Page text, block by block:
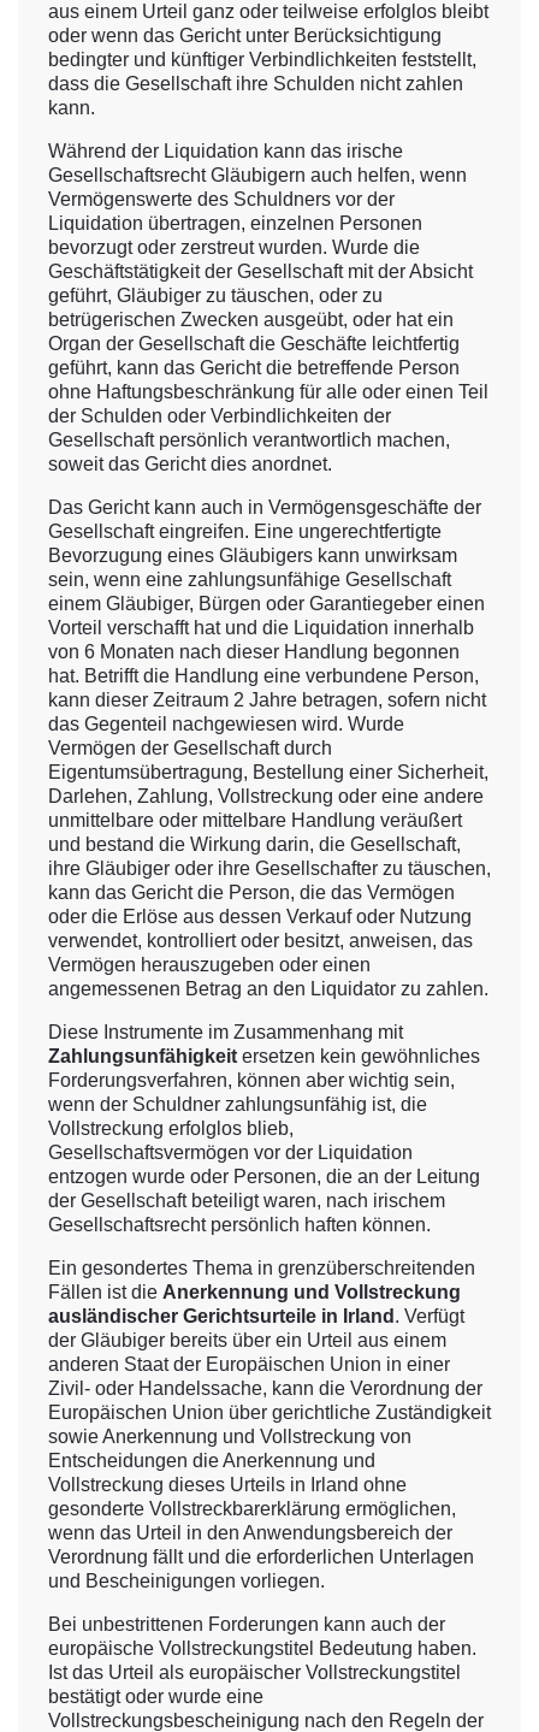
aus einem Urteil ganz oder teilweise erfolglos bleibt
oder wenn das Gericht unter Berücksichtigung
bedingter und künftiger Verbindlichkeiten feststellt,
dass die Gesellschaft ihre Schulden nicht zahlen
kann.
Während der Liquidation kann das irische
Gesellschaftsrecht Gläubigern auch helfen, wenn
Vermögenswerte des Schuldners vor der
Liquidation übertragen, einzelnen Personen
bevorzugt oder zerstreut wurden. Wurde die
Geschäftstätigkeit der Gesellschaft mit der Absicht
geführt, Gläubiger zu täuschen, oder zu
betrügerischen Zwecken ausgeübt, oder hat ein
Organ der Gesellschaft die Geschäfte leichtfertig
geführt, kann das Gericht die betreffende Person
ohne Haftungsbeschränkung für alle oder einen Teil
der Schulden oder Verbindlichkeiten der
Gesellschaft persönlich verantwortlich machen,
soweit das Gericht dies anordnet.
Das Gericht kann auch in Vermögensgeschäfte der
Gesellschaft eingreifen. Eine ungerechtfertigte
Bevorzugung eines Gläubigers kann unwirksam
sein, wenn eine zahlungsunfähige Gesellschaft
einem Gläubiger, Bürgen oder Garantiegeber einen
Vorteil verschafft hat und die Liquidation innerhalb
von 6 Monaten nach dieser Handlung begonnen
hat. Betrifft die Handlung eine verbundene Person,
kann dieser Zeitraum 2 Jahre betragen, sofern nicht
das Gegenteil nachgewiesen wird. Wurde
Vermögen der Gesellschaft durch
Eigentumsübertragung, Bestellung einer Sicherheit,
Darlehen, Zahlung, Vollstreckung oder eine andere
unmittelbare oder mittelbare Handlung veräußert
und bestand die Wirkung darin, die Gesellschaft,
ihre Gläubiger oder ihre Gesellschafter zu täuschen,
kann das Gericht die Person, die das Vermögen
oder die Erlöse aus dessen Verkauf oder Nutzung
verwendet, kontrolliert oder besitzt, anweisen, das
Vermögen herauszugeben oder einen
angemessenen Betrag an den Liquidator zu zahlen.
Diese Instrumente im Zusammenhang mit
Zahlungsunfähigkeit ersetzen kein gewöhnliches
Forderungsverfahren, können aber wichtig sein,
wenn der Schuldner zahlungsunfähig ist, die
Vollstreckung erfolglos blieb,
Gesellschaftsvermögen vor der Liquidation
entzogen wurde oder Personen, die an der Leitung
der Gesellschaft beteiligt waren, nach irischem
Gesellschaftsrecht persönlich haften können.
Ein gesondertes Thema in grenzüberschreitenden
Fällen ist die Anerkennung und Vollstreckung
ausländischer Gerichtsurteile in Irland . Verfügt
der Gläubiger bereits über ein Urteil aus einem
anderen Staat der Europäischen Union in einer
Zivil- oder Handelssache, kann die Verordnung der
Europäischen Union über gerichtliche Zuständigkeit
sowie Anerkennung und Vollstreckung von
Entscheidungen die Anerkennung und
Vollstreckung dieses Urteils in Irland ohne
gesonderte Vollstreckbarerklärung ermöglichen,
wenn das Urteil in den Anwendungsbereich der
Verordnung fällt und die erforderlichen Unterlagen
und Bescheinigungen vorliegen.
Bei unbestrittenen Forderungen kann auch der
europäische Vollstreckungstitel Bedeutung haben.
Ist das Urteil als europäischer Vollstreckungstitel
bestätigt oder wurde eine
Vollstreckungsbescheinigung nach den Regeln der